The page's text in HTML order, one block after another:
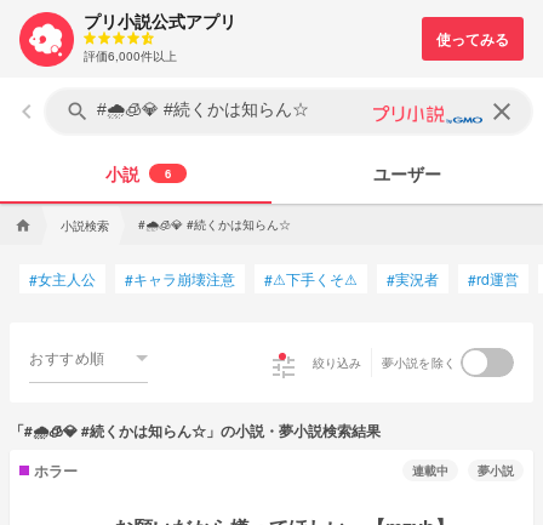
プリ小説公式アプリ
評価6,000件以上
keyboard_arrow_left search clear
小説 6 ユーザー
home 小説検索 #🌧🧊💎 #続くかは知らん☆
#女主人公 #キャラ崩壊注意 #⚠下手くそ⚠ #実況者 #rd運営
おすすめ順 tune 絞り込み 夢小説を除く
「#🌧🧊💎 #続くかは知らん☆」の小説・夢小説検索結果
ホラー
連載中 夢小説